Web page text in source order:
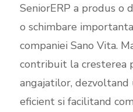
SeniorERP a produs o
o schimbare
companiei Sano Vita.
contribuit la cresterea
angajatilor,
eficient si facilitand